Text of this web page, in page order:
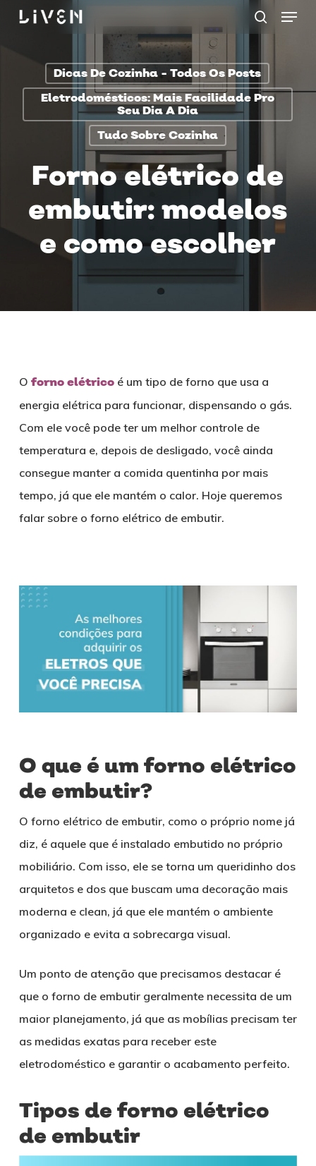
Skip
procurar
Menu
Dicas De Cozinha - Todos Os Posts
Eletrodomésticos: Mais Facilidade Pro
Seu Dia A Dia
Tudo Sobre Cozinha
Forno elétrico de
embutir: modelos
e como escolher
O forno elétricoé um tipo de forno que usa a
energia elétrica para funcionar, dispensando o gás.
Com ele você pode ter um melhor controle de
temperatura e, depois de desligado, você ainda
consegue manter a comida quentinha por mais
tempo, já que ele mantém o calor. Hoje queremos
falar sobre o forno elétrico de embutir.
O que é um forno elétrico
de embutir?
O forno elétrico de embutir, como o próprio nome já
diz, é aquele que é instalado embutido no próprio
mobiliário. Com isso, ele se torna um queridinho dos
arquitetos e dos que buscam uma decoração mais
moderna e clean, já que ele mantém o ambiente
organizado e evita a sobrecarga visual.
Um ponto de atenção que precisamos destacar é
que o forno de embutir geralmente necessita de um
maior planejamento, já que as mobílias precisam ter
as medidas exatas para receber este
eletrodoméstico e garantir o acabamento perfeito.
Tipos de forno elétrico
de embutir